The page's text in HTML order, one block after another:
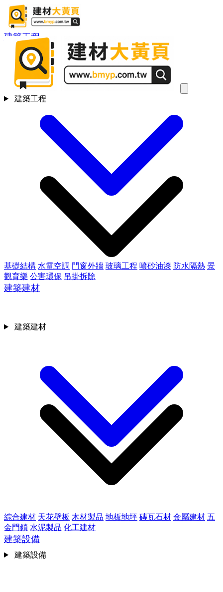
建築工程
基礎結構 水電空調 門窗外牆 玻璃工程 噴砂油漆 防水隔熱 景
觀育樂 公害環保 吊掛拆除
建築建材
綜合建材 天花壁板 木材製品 地板地坪 磚瓦石材 金屬建材 五
金門鎖 水泥製品 化工建材
建築設備
建築工程
建築建材
建築設備